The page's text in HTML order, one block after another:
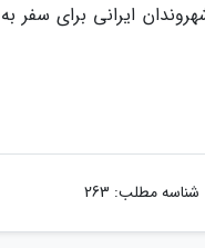
ایرانی برای سفر به
شناسه مطلب: 263